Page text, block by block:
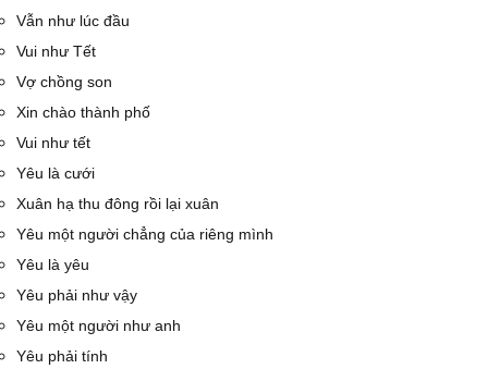
Vẫn như lúc đầu
Vui như Tết
Vợ chồng son
Xin chào thành phố
Vui như tết
Yêu là cưới
Xuân hạ thu đông rồi lại xuân
Yêu một người chẳng của riêng mình
Yêu là yêu
Yêu phải như vậy
Yêu một người như anh
Yêu phải tính